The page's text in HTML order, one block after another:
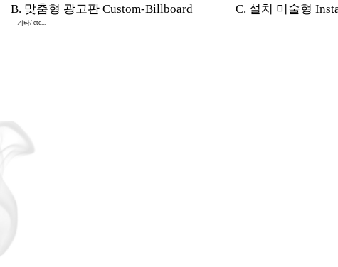
B. 맞춤형 광고판 Custom-Billboard C. 설치 미술형
기타/ etc...